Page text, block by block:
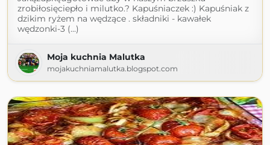
zrobiłosięciepło i milutko.? Kapuśniaczek :) Kapuśniak z
dzikim ryżem na wędzące . składniki - kawałek
wędzonki-3 (...)
Moja kuchnia Malutka
mojakuchniamalutka.blogspot.com